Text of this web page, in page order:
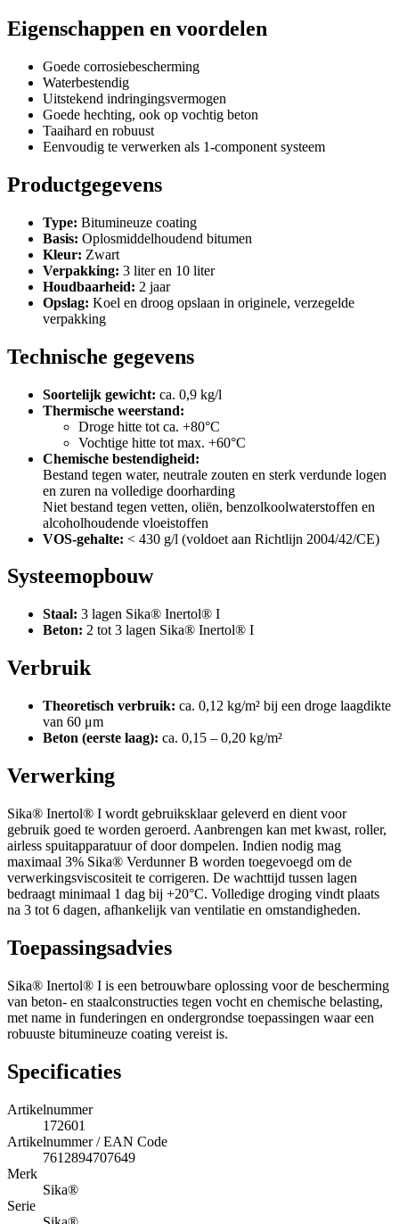
Eigenschappen en voordelen
Goede corrosiebescherming
Waterbestendig
Uitstekend indringingsvermogen
Goede hechting, ook op vochtig beton
Taaihard en robuust
Eenvoudig te verwerken als 1-component systeem
Productgegevens
Type: Bitumineuze coating
Basis: Oplosmiddelhoudend bitumen
Kleur: Zwart
Verpakking: 3 liter en 10 liter
Houdbaarheid: 2 jaar
Opslag: Koel en droog opslaan in originele, verzegelde
verpakking
Technische gegevens
Soortelijk gewicht: ca. 0,9 kg/l
Thermische weerstand:
Droge hitte tot ca. +80°C
Vochtige hitte tot max. +60°C
Chemische bestendigheid:
Bestand tegen water, neutrale zouten en sterk verdunde logen
en zuren na volledige doorharding
Niet bestand tegen vetten, oliën, benzolkoolwaterstoffen en
alcoholhoudende vloeistoffen
VOS-gehalte: < 430 g/l (voldoet aan Richtlijn 2004/42/CE)
Systeemopbouw
Staal: 3 lagen Sika® Inertol® I
Beton: 2 tot 3 lagen Sika® Inertol® I
Verbruik
Theoretisch verbruik: ca. 0,12 kg/m² bij een droge laagdikte
van 60 μm
Beton (eerste laag): ca. 0,15 – 0,20 kg/m²
Verwerking
Sika® Inertol® I wordt gebruiksklaar geleverd en dient voor
gebruik goed te worden geroerd. Aanbrengen kan met kwast, roller,
airless spuitapparatuur of door dompelen. Indien nodig mag
maximaal 3% Sika® Verdunner B worden toegevoegd om de
verwerkingsviscositeit te corrigeren. De wachttijd tussen lagen
bedraagt minimaal 1 dag bij +20°C. Volledige droging vindt plaats
na 3 tot 6 dagen, afhankelijk van ventilatie en omstandigheden.
Toepassingsadvies
Sika® Inertol® I is een betrouwbare oplossing voor de bescherming
van beton- en staalconstructies tegen vocht en chemische belasting,
met name in funderingen en ondergrondse toepassingen waar een
robuuste bitumineuze coating vereist is.
Specificaties
Artikelnummer
172601
Artikelnummer / EAN Code
7612894707649
Merk
Sika®
Serie